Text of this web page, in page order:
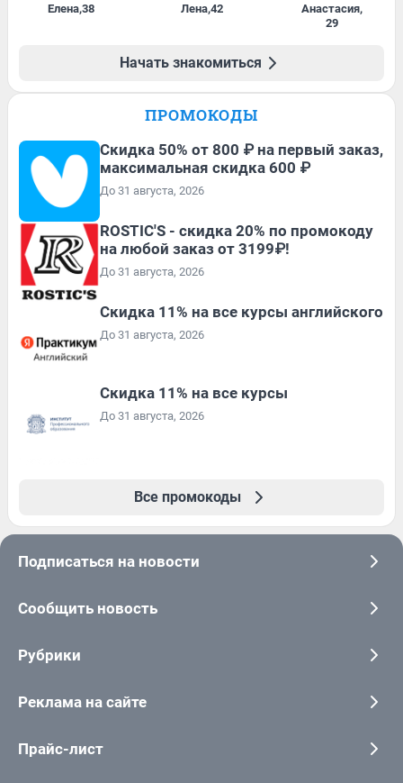
Елена,38 Лена,42 Анастасия,
29
Начать знакомиться
ПРОМОКОДЫ
Скидка 50% от 800 ₽ на первый заказ,
максимальная скидка 600 ₽
До 31 августа, 2026
ROSTIC'S - скидка 20% по промокоду
на любой заказ от 3199₽!
До 31 августа, 2026
Скидка 11% на все курсы английского
До 31 августа, 2026
Скидка 11% на все курсы
До 31 августа, 2026
Все промокоды
Подписаться на новости
Сообщить новость
Рубрики
Реклама на сайте
Прайс-лист